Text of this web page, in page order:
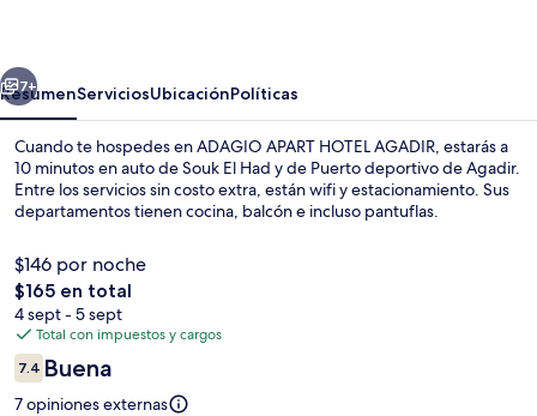
Siguiente
7+
ResumenServiciosUbicaciónPolíticas
Cuando te hospedes en ADAGIO APART HOTEL AGADIR, estarás a
10 minutos en auto de Souk El Had y de Puerto deportivo de Agadir.
Entre los servicios sin costo extra, están wifi y estacionamiento. Sus
departamentos tienen cocina, balcón e incluso pantuflas.
$146 por noche
El
precio
total
es
de
$165
$165 en total
4 sept - 5 sept
Total con impuestos y cargos
Opiniones
7.47.4 de 10,
Buena
7 opiniones externas